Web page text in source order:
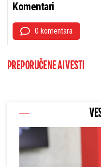
Komentari
0 komentara
PREPORUČENE AI VESTI